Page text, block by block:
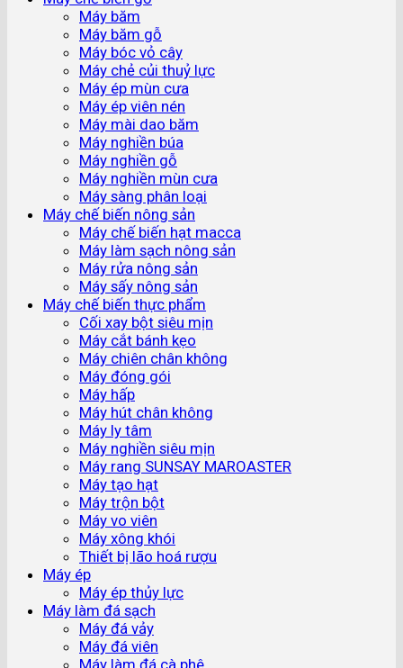
Máy băm
Máy băm gỗ
Máy bóc vỏ cây
Máy chẻ củi thuỷ lực
Máy ép mùn cưa
Máy ép viên nén
Máy mài dao băm
Máy nghiền búa
Máy nghiền gỗ
Máy nghiền mùn cưa
Máy sàng phân loại
Máy chế biến nông sản
Máy chế biến hạt macca
Máy làm sạch nông sản
Máy rửa nông sản
Máy sấy nông sản
Máy chế biến thực phẩm
Cối xay bột siêu mịn
Máy cắt bánh kẹo
Máy chiên chân không
Máy đóng gói
Máy hấp
Máy hút chân không
Máy ly tâm
Máy nghiền siêu mịn
Máy rang SUNSAY MAROASTER
Máy tạo hạt
Máy trộn bột
Máy vo viên
Máy xông khói
Thiết bị lão hoá rượu
Máy ép
Máy ép thủy lực
Máy làm đá sạch
Máy đá vảy
Máy đá viên